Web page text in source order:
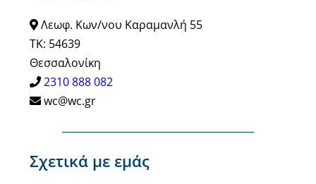
Λεωφ. Κων/νου Καραμανλή 55
ΤΚ: 54639
Θεσσαλονίκη
2310 888 082
wc@wc.gr
Σχετικά με εμάς